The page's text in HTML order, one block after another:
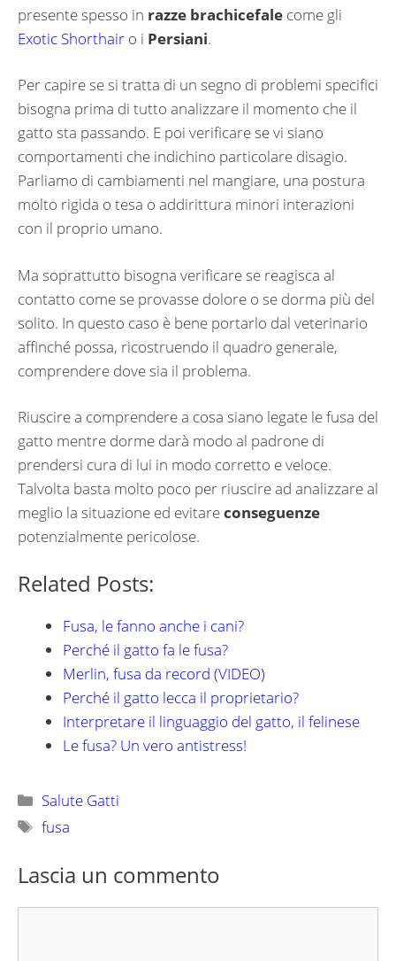
presente spesso in razze brachicefale come gli
Exotic Shorthair o i Persiani.
Per capire se si tratta di un segno di problemi specifici
bisogna prima di tutto analizzare il momento che il
gatto sta passando. E poi verificare se vi siano
comportamenti che indichino particolare disagio.
Parliamo di cambiamenti nel mangiare, una postura
molto rigida o tesa o addirittura minori interazioni
con il proprio umano.
Ma soprattutto bisogna verificare se reagisca al
contatto come se provasse dolore o se dorma più del
solito. In questo caso è bene portarlo dal veterinario
affinché possa, ricostruendo il quadro generale,
comprendere dove sia il problema.
Riuscire a comprendere a cosa siano legate le fusa del
gatto mentre dorme darà modo al padrone di
prendersi cura di lui in modo corretto e veloce.
Talvolta basta molto poco per riuscire ad analizzare al
meglio la situazione ed evitareconseguenze
potenzialmente pericolose.
Related Posts:
Fusa, le fanno anche i cani?
Perché il gatto fa le fusa?
Merlin, fusa da record (VIDEO)
Perché il gatto lecca il proprietario?
Interpretare il linguaggio del gatto, il felinese
Le fusa? Un vero antistress!
Categorie
Salute Gatti
Tag
fusa
Lascia un commento